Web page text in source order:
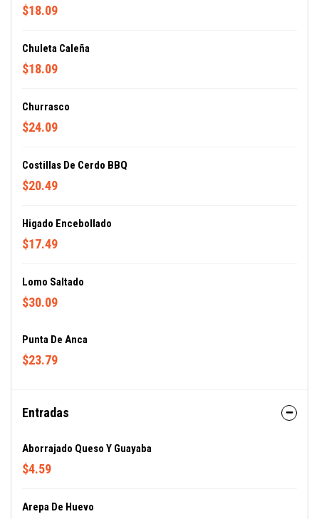
$18.09
Chuleta Caleña
$18.09
Churrasco
$24.09
Costillas De Cerdo BBQ
$20.49
Higado Encebollado
$17.49
Lomo Saltado
$30.09
Punta De Anca
$23.79
Entradas
Aborrajado Queso Y Guayaba
$4.59
Arepa De Huevo